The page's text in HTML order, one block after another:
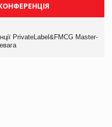
PrivateLabel&FMCG Master-